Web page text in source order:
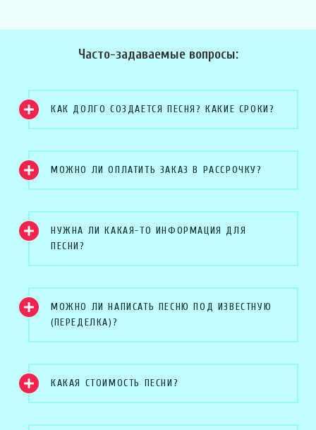
Часто-задаваемые вопросы:
КАК ДОЛГО СОЗДАЕТСЯ ПЕСНЯ? КАКИЕ СРОКИ?
МОЖНО ЛИ ОПЛАТИТЬ ЗАКАЗ В РАССРОЧКУ?
НУЖНА ЛИ КАКАЯ-ТО ИНФОРМАЦИЯ ДЛЯ
ПЕСНИ?
МОЖНО ЛИ НАПИСАТЬ ПЕСНЮ ПОД ИЗВЕСТНУЮ
(ПЕРЕДЕЛКА)?
КАКАЯ СТОИМОСТЬ ПЕСНИ?